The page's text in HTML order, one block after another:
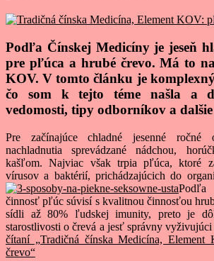
Podľa Čínskej Medicíny je jeseň
pre pľúca a hrubé črevo. Má to
KOV. V tomto článku je
čo som k tejto téme našla a
vedomosti, tipy odborníkov a dalšie
Pre začínajúce chladné jesenné ročné
nachladnutia sprevádzané nádchou,
kašľom. Najviac však trpia pľúca, ktoré
vírusov a baktérií, prichádzajúcich do
Podľa
činnosť pľúc súvisí s kvalitnou činnosťou
sídli až 80% ľudskej imunity, preto je
starostlivosti o črevá a jesť správny
čítaní„Tradičná čínska Medicína, Element
črevo“